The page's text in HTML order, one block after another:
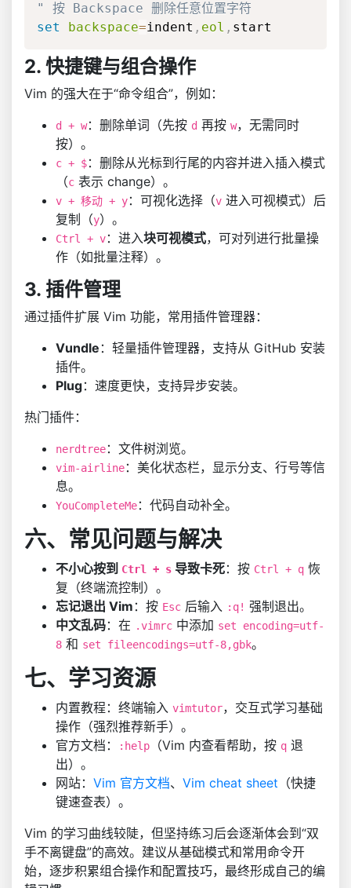
" 按 Backspace 删除任意位置字符
set
backspace=indent , eol , start
2. 快捷键与组合操作
Vim 的强大在于“命令组合”，例如：
d + w：删除单词（先按 d 再按 w，无需同时
按）。
c + $：删除从光标到行尾的内容并进入插入模式
（c 表示 change）。
v + 移动 + y：可视化选择（v 进入可视模式）后
复制（y）。
Ctrl + v：进入块可视模式，可对列进行批量操
作（如批量注释）。
3. 插件管理
通过插件扩展 Vim 功能，常用插件管理器：
Vundle ：轻量插件管理器，支持从 GitHub 安装
插件。
Plug：速度更快，支持异步安装。
热门插件：
nerdtree：文件树浏览。
vim-airline：美化状态栏，显示分支、行号等信
息。
YouCompleteMe：代码自动补全。
六、常见问题与解决
不小心按到 Ctrl + s 导致卡死：按 Ctrl + q 恢
复（终端流控制）。
忘记退出 Vim ：按 Esc 后输入 :q! 强制退出。
中文乱码：在 .vimrc 中添加 set encoding=utf-
8 和 set fileencodings=utf-8,gbk。
七、学习资源
内置教程：终端输入 vimtutor，交互式学习基础
操作（强烈推荐新手）。
官方文档：
:help （Vim 内查看帮助，按 q 退
出）。
网站： Vim 官方文档、 Vim cheat sheet （快捷
键速查表）。
Vim 的学习曲线较陡，但坚持练习后会逐渐体会到“双
手不离键盘”的高效。建议从基础模式和常用命令开
始，逐步积累组合操作和配置技巧，最终形成自己的编